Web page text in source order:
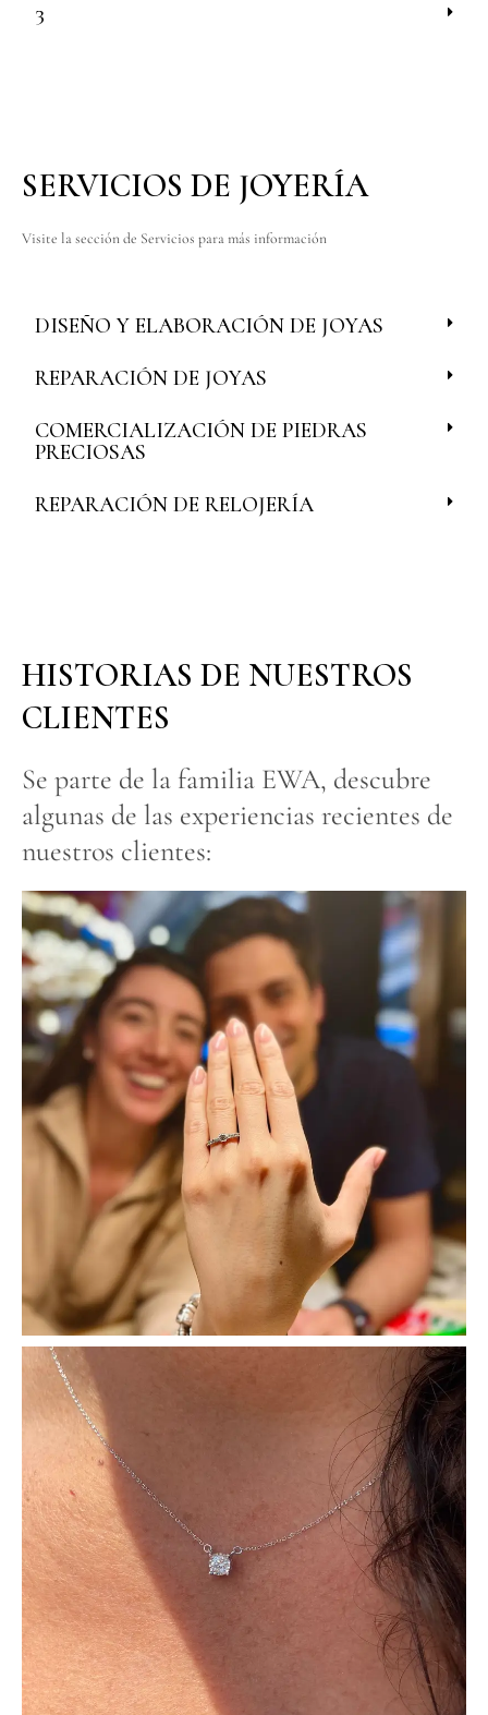
3
SERVICIOS DE JOYERÍA​
Visite la sección de Servicios para más información
DISEÑO Y ELABORACIÓN DE JOYAS
REPARACIÓN DE JOYAS
COMERCIALIZACIÓN DE PIEDRAS
PRECIOSAS
REPARACIÓN DE RELOJERÍA
HISTORIAS DE NUESTROS
CLIENTES​
Se parte de la familia EWA, descubre
algunas de las experiencias recientes de
nuestros clientes: